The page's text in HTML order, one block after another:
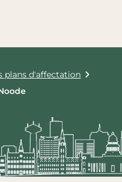
plans d'affectation